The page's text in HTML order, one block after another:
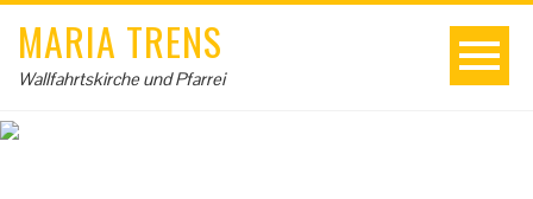
MARIA TRENS
Wallfahrtskirche und Pfarrei